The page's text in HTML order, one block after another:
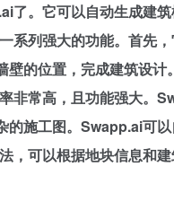
了。它可以自动生成建
系列强大的功能。首先
壁的位置，完成建筑设
非常高，且功能强大。
的施工图。Swapp.ai可
，可以根据地块信息和